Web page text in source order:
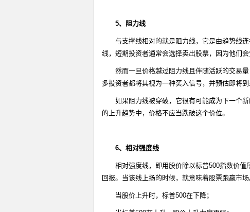
5、阻力线
与支撑线相对的就是阻力线，它是由趋势线
线，短期投资者通常会选择卖出股票，因为他们
然而一旦价格越过阻力线且伴随活跃的交易
多投资者都将其视为一种买入信号，并预估即将到
如果阻力线被穿破，它很有可能成为下一个
的上升趋势中，价格不应当跌破这个价位。
6、相对强度线
相对强度线，即用股价除以标普500指数价
回报。当该线上扬的时候，就意味着股票跑赢市
当股价上升时，标普500在下降；